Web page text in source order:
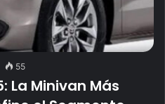
55
La Minivan Más